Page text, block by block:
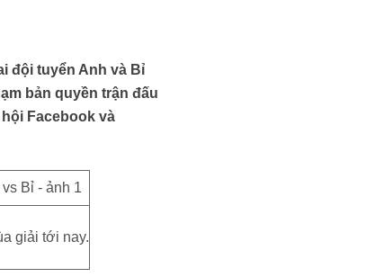
đội tuyển Anh và Bỉ
bản quyền trận đấu
Facebook và
giải tới nay.